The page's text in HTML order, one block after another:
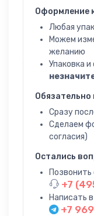
Оформление
Любая
Можем
желанию
Упаковка
Сразу
Сделаем
согласия)
Остались
Позвонить
+7
Написать
+7